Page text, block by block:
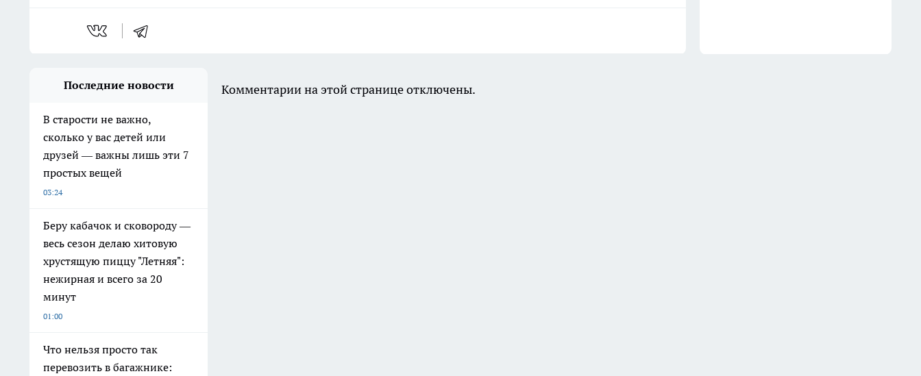
Последние новости
В старости не важно,
сколько у вас детей или
друзей — важны лишь эти 7
простых вещей
03:24
Беру кабачок и сковороду —
весь сезон делаю хитовую
хрустящую пиццу "Летняя":
нежирная и всего за 20
минут
01:00
Что нельзя просто так
перевозить в багажнике:
Комментарии на этой странице отключены.